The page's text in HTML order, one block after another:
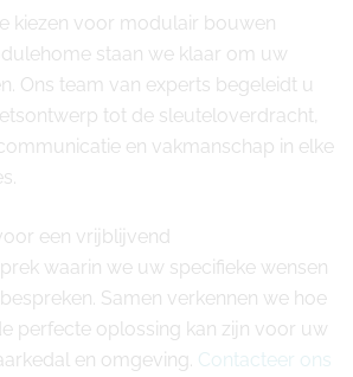
kiezen voor modulair bouwen
staan we klaar om uw
Ons team van experts begeleidt u
tot de sleuteloverdracht,
en vakmanschap in elke
een vrijblijvend
waarin we uw specifieke wensen
Samen verkennen we hoe
perfecte oplossing kan zijn voor uw
en omgeving. Contacteer ons